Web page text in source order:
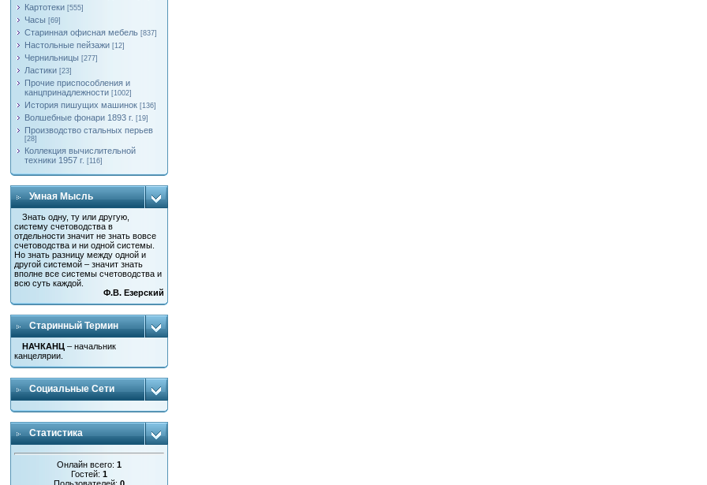
Картотеки [555]
Часы [69]
Старинная офисная мебель [837]
Настольные пейзажи [12]
Чернильницы [277]
Ластики [23]
Прочие приспособления и
канцпринадлежности [1002]
История пишущих машинок [136]
Волшебные фонари 1893 г. [19]
Производство стальных перьев
[28]
Коллекция вычислительной
техники 1957 г. [116]
Умная Мысль
Знать одну, ту или другую,
систему счетоводства в
отдельности значит не знать вовсе
счетоводства и ни одной системы.
Но знать разницу между одной и
другой системой – значит знать
вполне все системы счетоводства и
всю суть каждой.
Ф.В. Езерский
Старинный Термин
НАЧКАНЦ – начальник
канцелярии.
Социальные Сети
Статистика
Онлайн всего:1
Гостей:1